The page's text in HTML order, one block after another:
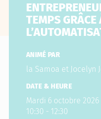
TEMPS GRÂCE
ANIMÉ PAR
la Samoa et Jocelyn
DATE & HEURE
Mardi 6 octobre 2026
10:30 - 12:30